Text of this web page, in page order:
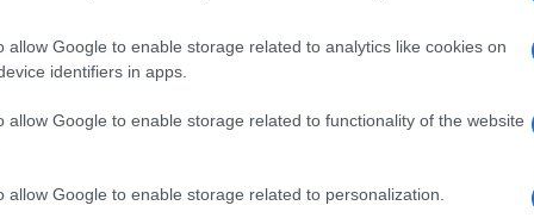
allow Google to enable storage related to analytics like cookies on
identifiers in apps.
allow Google to enable storage related to functionality of the website
allow Google to enable storage related to personalization.
affidarsi solo a imprese certificate e autorizzate
che i lavori eseguiti siano conformi alle norme
alcuna somma di denaro a titolo di